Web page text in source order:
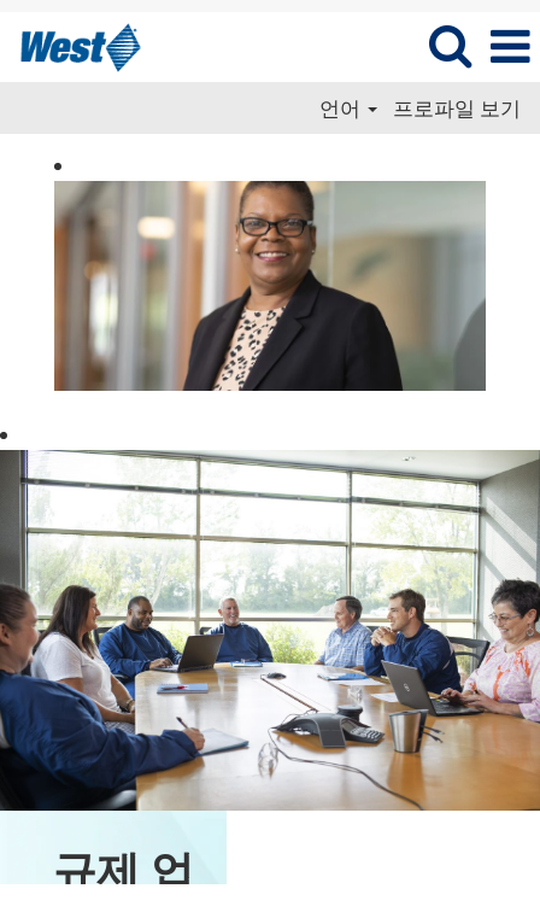
언어 프로파일 보기
Affairs_KR
규제 업